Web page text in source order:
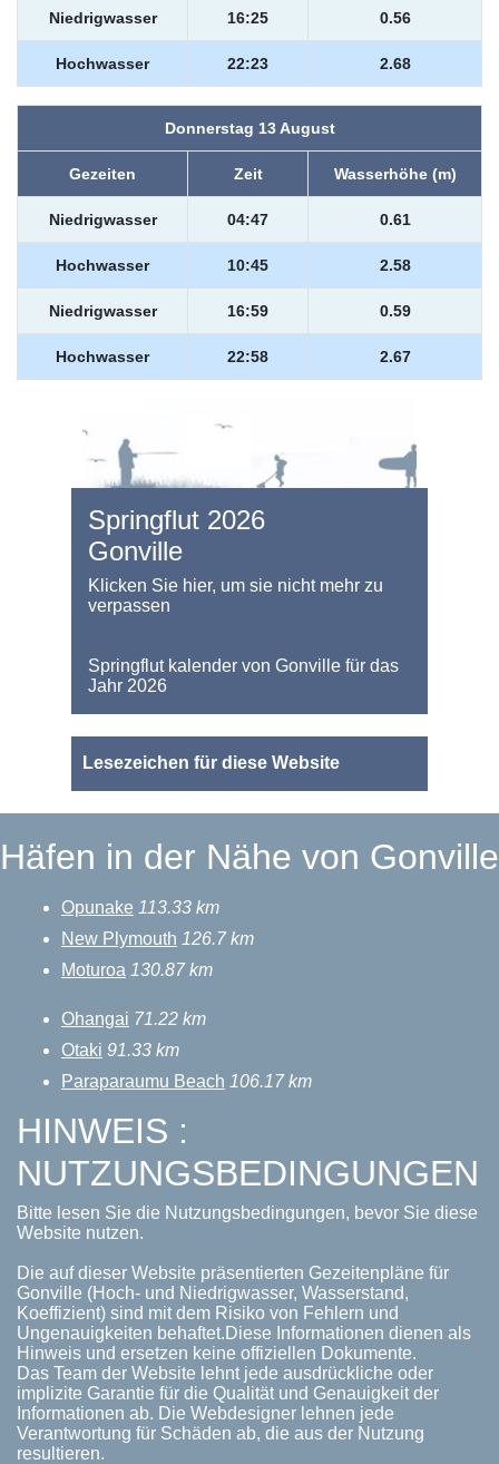
Niedrigwasser 16:25 0.56
Hochwasser 22:23 2.68
Donnerstag 13 August
Gezeiten Zeit Wasserhöhe (m)
Niedrigwasser 04:47 0.61
Hochwasser 10:45 2.58
Niedrigwasser 16:59 0.59
Hochwasser 22:58 2.67
Springflut 2026
Gonville
Klicken Sie hier, um sie nicht mehr zu
verpassen
Springflut kalender von Gonville für das
Jahr 2026
Lesezeichen für diese Website
Häfen in der Nähe von Gonville
Opunake 113.33 km
New Plymouth 126.7 km
Moturoa 130.87 km
Ohangai 71.22 km
Otaki 91.33 km
Paraparaumu Beach 106.17 km
HINWEIS :
NUTZUNGSBEDINGUNGEN
Bitte lesen Sie die Nutzungsbedingungen, bevor Sie diese
Website nutzen.
Die auf dieser Website präsentierten Gezeitenpläne für
Gonville (Hoch- und Niedrigwasser, Wasserstand,
Koeffizient) sind mit dem Risiko von Fehlern und
Ungenauigkeiten behaftet.Diese Informationen dienen als
Hinweis und ersetzen keine offiziellen Dokumente.
Das Team der Website lehnt jede ausdrückliche oder
implizite Garantie für die Qualität und Genauigkeit der
Informationen ab. Die Webdesigner lehnen jede
Verantwortung für Schäden ab, die aus der Nutzung
resultieren.